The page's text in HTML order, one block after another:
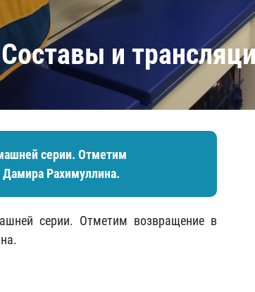
и
серии. Отметим
Дамира Рахимуллина.
серии. Отметим возвращение в